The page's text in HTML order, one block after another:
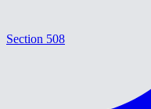
Section 508